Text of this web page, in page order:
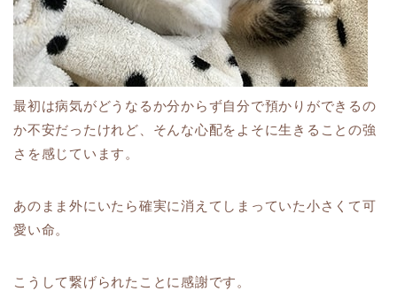
最初は病気がどうなるか分からず自分で預かりができるの
か不安だったけれど、そんな心配をよそに生きることの強
さを感じています。
あのまま外にいたら確実に消えてしまっていた小さくて可
愛い命。
こうして繋げられたことに感謝です。